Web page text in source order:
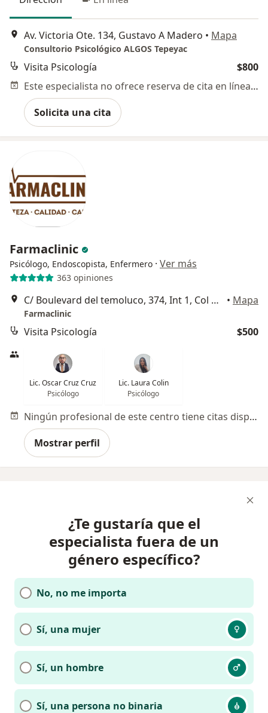
Av. Victoria Ote. 134, Gustavo A Madero • Mapa
Consultorio Psicológico ALGOS Tepeyac
Visita Psicología
$800
Este especialista no ofrece reserva de cita en línea en esta dirección.
Solicita una cita
Farmaclinic
Psicólogo, Endoscopista, Enfermero · Ver más
363 opiniones
C/ Boulevard del temoluco, 374, Int 1, Col Acueducto De Guadalupe, Gustavo A Madero • Mapa
Farmaclinic
Visita Psicología $500
Lic. Oscar Cruz Cruz
Psicólogo
Lic. Laura Colin
Psicólogo
Ningún profesional de este centro tiene citas disponibles
Mostrar perfil
¿Te gustaría que el
especialista fuera de un
género específico?
No, no me importa
Sí, una mujer
Sí, un hombre
Sí, una persona no binaria